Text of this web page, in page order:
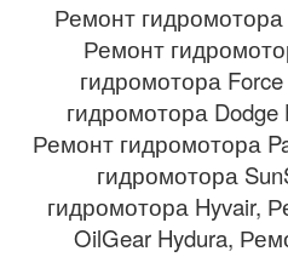
Ремонт гидромотора
Ремонт
гидромотора
гидромотора Dodge
Ремонт гидромотора
гидромотора
гидромотора Hyvair,
OilGear Hydura,